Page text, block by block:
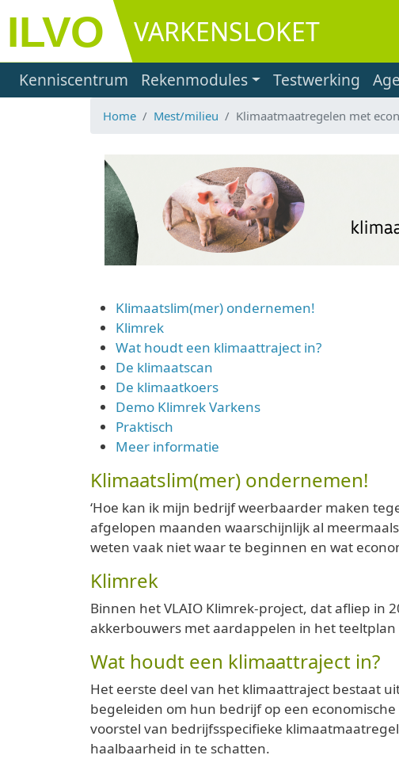
Overslaan en naar de inhoud gaan
VARKENSLOKET
Main navigation
Kenniscentrum Rekenmodules Testwerking
Home Mest/milieu Klimaatmaatregelen met
Klimaatslim(mer) ondernemen!
Klimrek
Wat houdt een klimaattraject in?
De klimaatscan
De klimaatkoers
Demo Klimrek Varkens
Praktisch
Meer informatie
Klimaatslim(mer) ondernemen!
‘Hoe kan ik mijn bedrijf weerbaarder maken
afgelopen maanden waarschijnlijk al
weten vaak niet waar te beginnen en wat
Klimrek
Binnen het VLAIO Klimrek-project, dat afliep in
akkerbouwers met aardappelen in het
Wat houdt een klimaattraject in?
Het eerste deel van het klimaattraject bestaat
begeleiden om hun bedrijf op een
voorstel van bedrijfsspecifieke
haalbaarheid in te schatten.